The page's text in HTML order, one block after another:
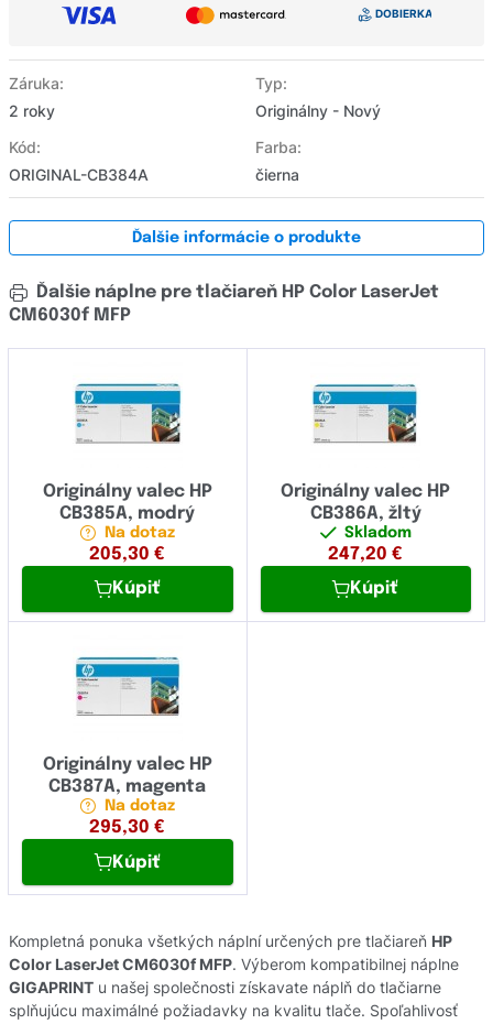
Záruka:
2 roky
Typ:
Originálny - Nový
Kód:
ORIGINAL-CB384A
Farba:
čierna
Ďalšie informácie o produkte
Ďalšie náplne pre tlačiareň HP Color LaserJet
CM6030f MFP
Originálny valec HP
CB385A, modrý
Na dotaz
205,30 €
Kúpiť
Originálny valec HP
CB386A, žltý
Skladom
247,20 €
Kúpiť
Originálny valec HP
CB387A, magenta
Na dotaz
295,30 €
Kúpiť
Kompletná ponuka všetkých náplní určených pre tlačiareň HP
Color LaserJet CM6030f MFP. Výberom kompatibilnej náplne
GIGAPRINT u našej společnosti získavate náplň do tlačiarne
splňujúcu maximálné požiadavky na kvalitu tlače. Spoľahlivosť